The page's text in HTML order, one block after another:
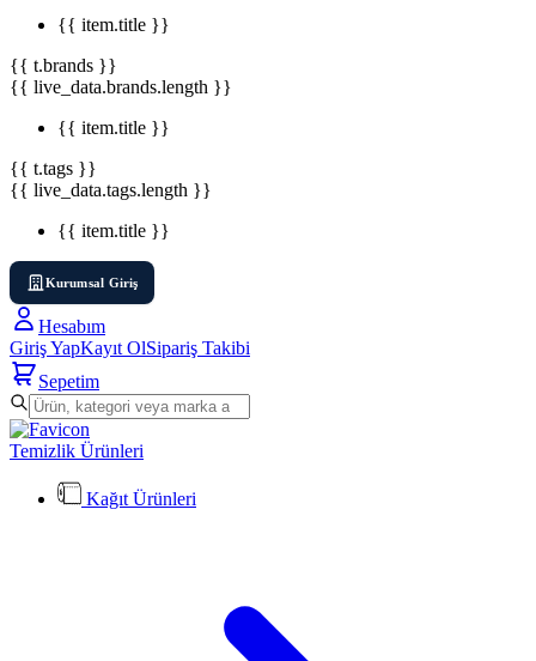
{{ item.title }}
{{ t.brands }}
{{ live_data.brands.length }}
{{ item.title }}
{{ t.tags }}
{{ live_data.tags.length }}
{{ item.title }}
Kurumsal Giriş
Hesabım
Giriş YapKayıt OlSipariş Takibi
Sepetim
Temizlik Ürünleri
Kağıt Ürünleri